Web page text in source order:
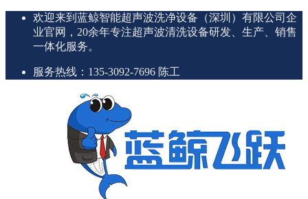
欢迎来到蓝鲸智能超声波洗净设备（深圳）有限公司企
业官网，20余年专注超声波清洗设备研发、生产、销售
一体化服务。
服务热线：135-3092-7696 陈工